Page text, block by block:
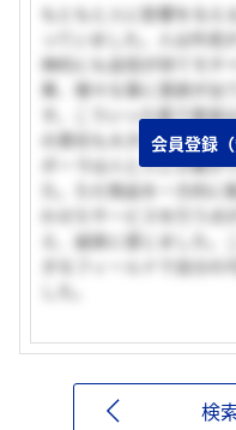
もともと人に影響を与え
っていました。人は外
神的にも自信が持てモチ
果、様々な事に意欲が出
す。こういった面で美容
の責任も大きいと感じま
ポーラは人と人との繋が
た。ただ商品を一方的
わせたサービスを行う点
え、誠実に感じました
きなフィールドで自分
会員登録
検